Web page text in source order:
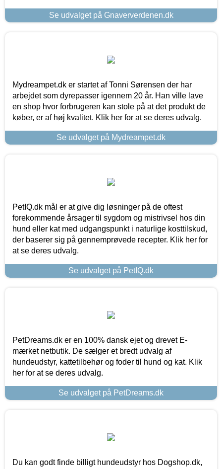
Se udvalget på Gnaververdenen.dk
Mydreampet.dk er startet af Tonni Sørensen der har
arbejdet som dyrepasser igennem 20 år. Han ville lave
en shop hvor forbrugeren kan stole på at det produkt de
køber, er af høj kvalitet. Klik her for at se deres udvalg.
Se udvalget på Mydreampet.dk
PetIQ.dk mål er at give dig løsninger på de oftest
forekommende årsager til sygdom og mistrivsel hos din
hund eller kat med udgangspunkt i naturlige kosttilskud,
der baserer sig på gennemprøvede recepter. Klik her for
at se deres udvalg.
Se udvalget på PetIQ.dk
PetDreams.dk er en 100% dansk ejet og drevet E-
mærket netbutik. De sælger et bredt udvalg af
hundeudstyr, kattetilbehør og foder til hund og kat. Klik
her for at se deres udvalg.
Se udvalget på PetDreams.dk
Du kan godt finde billigt hundeudstyr hos Dogshop.dk,